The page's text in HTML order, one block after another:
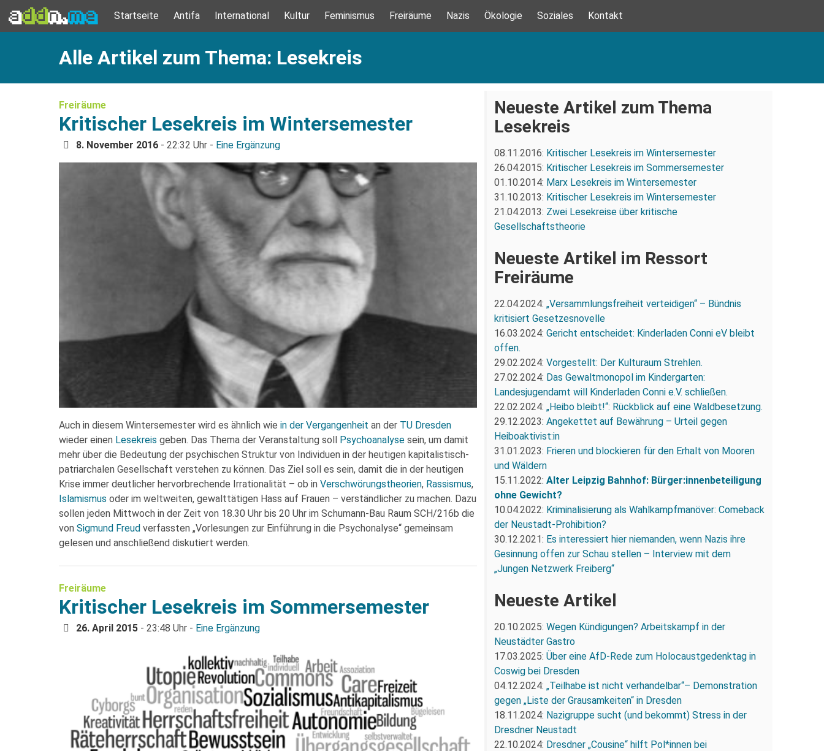
Startseite Antifa International Kultur Feminismus Freiräume Nazis Ökologie Soziales Kontakt
Alle Artikel zum Thema: Lesekreis
Freiräume
Kritischer Lesekreis im Wintersemester
8. November 2016 - 22:32 Uhr - Eine Ergänzung
Auch in diesem Wintersemester wird es ähnlich wie in der Vergangenheit an der TU Dresden
wieder einen Lesekreis geben. Das Thema der Veranstaltung soll Psychoanalyse sein, um damit
mehr über die Bedeutung der psychischen Struktur von Individuen in der heutigen kapitalistisch-
patriarchalen Gesellschaft verstehen zu können. Das Ziel soll es sein, damit die in der heutigen
Krise immer deutlicher hervorbrechende Irrationalität – ob in Verschwörungstheorien, Rassismus,
Islamismus oder im weltweiten, gewalttätigen Hass auf Frauen – verständlicher zu machen. Dazu
sollen jeden Mittwoch in der Zeit von 18.30 Uhr bis 20 Uhr im Schumann-Bau Raum SCH/216b die
von Sigmund Freud verfassten „Vorlesungen zur Einführung in die Psychonalyse“ gemeinsam
gelesen und anschließend diskutiert werden.
Freiräume
Kritischer Lesekreis im Sommersemester
26. April 2015 - 23:48 Uhr - Eine Ergänzung
Neueste Artikel zum Thema
Lesekreis
08.11.2016: Kritischer Lesekreis im Wintersemester
26.04.2015: Kritischer Lesekreis im Sommersemester
01.10.2014: Marx Lesekreis im Wintersemester
31.10.2013: Kritischer Lesekreis im Wintersemester
21.04.2013: Zwei Lesekreise über kritische
Gesellschaftstheorie
Neueste Artikel im Ressort
Freiräume
22.04.2024: „Versammlungsfreiheit verteidigen“ – Bündnis
kritisiert Gesetzesnovelle
16.03.2024: Gericht entscheidet: Kinderladen Conni eV bleibt
offen.
29.02.2024: Vorgestellt: Der Kulturaum Strehlen.
27.02.2024: Das Gewaltmonopol im Kindergarten:
Landesjugendamt will Kinderladen Conni e.V. schließen.
22.02.2024: „Heibo bleibt!“: Rückblick auf eine Waldbesetzung.
29.12.2023: Angekettet auf Bewährung – Urteil gegen
Heiboaktivist:in
31.01.2023: Frieren und blockieren für den Erhalt von Mooren
und Wäldern
15.11.2022: Alter Leipzig Bahnhof: Bürger:innenbeteiligung
ohne Gewicht?
10.04.2022: Kriminalisierung als Wahlkampfmanöver: Comeback
der Neustadt-Prohibition?
30.12.2021: Es interessiert hier niemanden, wenn Nazis ihre
Gesinnung offen zur Schau stellen – Interview mit dem
„Jungen Netzwerk Freiberg“
Neueste Artikel
20.10.2025: Wegen Kündigungen? Arbeitskampf in der
Neustädter Gastro
17.03.2025: Über eine AfD-Rede zum Holocaustgedenktag in
Coswig bei Dresden
04.12.2024: „Teilhabe ist nicht verhandelbar“– Demonstration
gegen „Liste der Grausamkeiten“ in Dresden
18.11.2024: Nazigruppe sucht (und bekommt) Stress in der
Dresdner Neustadt
22.10.2024: Dresdner „Cousine“ hilft Pol*innen bei